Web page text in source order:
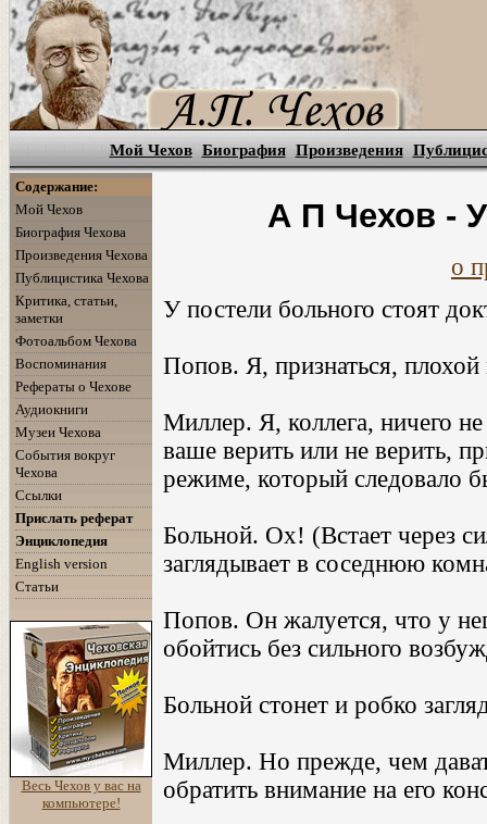
Мой Чехов Биография Произведения
Содержание:
Мой Чехов
Биография Чехова
Произведения Чехова
Публицистика Чехова
Критика, статьи,
заметки
Фотоальбом Чехова
Воспоминания
Рефераты о Чехове
Аудиокниги
Музеи Чехова
События вокруг
Чехова
Ссылки
Прислать реферат
Энциклопедия
English version
Статьи
Весь Чехов у вас на
компьютере!
А П Чехов -
о
У постели больного стоят
Попов. Я, признаться, плохой
Миллер. Я, коллега, ничего
ваше верить или не верить,
режиме, который следовало
Больной. Ох! (Встает через
заглядывает в соседнюю
Попов. Он жалуется, что у
обойтись без сильного
Больной стонет и робко
Миллер. Но прежде, чем
обратить внимание на его